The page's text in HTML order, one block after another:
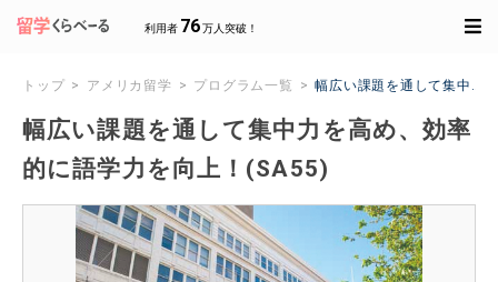
利用者 76万人突破！
トップ アメリカ留学 プログラム一覧 幅広い課題を通して集中力
幅広い課題を通して集中力を高め、効率
的に語学力を向上！(SA55)